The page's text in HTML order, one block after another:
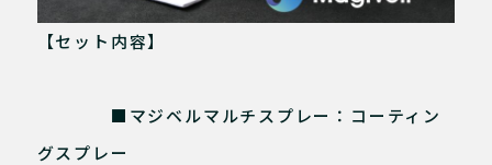
【セット内容】
■マジベルマルチスプレー：コーティン
グスプレー